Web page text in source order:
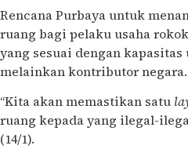
Rencana Purbaya untuk
ruang bagi pelaku usaha
yang sesuai dengan
melainkan kontributor negara.
“Kita akan memastikan satu
ruang kepada yang ilegal-
(14/1).